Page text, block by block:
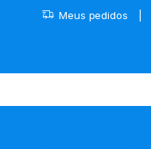
Meus pedidos